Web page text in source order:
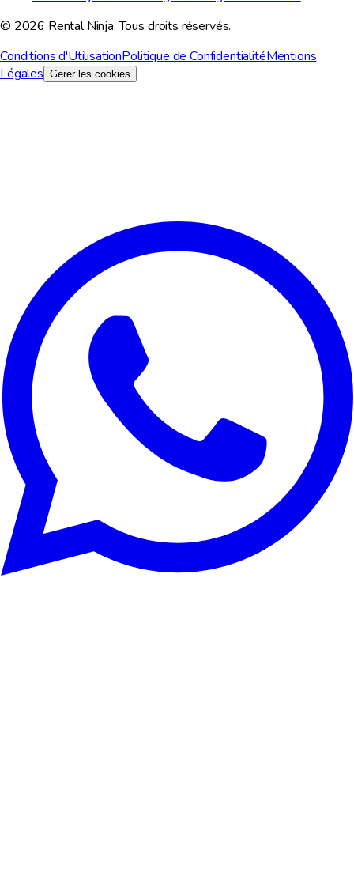
© 2026 Rental Ninja. Tous droits réservés.
Conditions d'UtilisationPolitique de ConfidentialitéMentions
Légales Gerer les cookies
Nous utilisons des cookies pour ameliorer votre experience,
analyser le trafic du site et a des fins marketing. Vous pouvez
choisir les cookies a accepter.
Tout refuser Personnaliser